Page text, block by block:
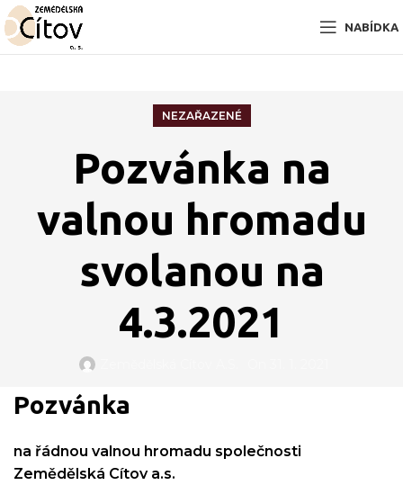
NABÍDKA
NEZAŘAZENÉ
Pozvánka na
valnou hromadu
svolanou na
4.3.2021
Pozvánka
na řádnou valnou hromadu společnosti
Zemědělská Cítov a.s.